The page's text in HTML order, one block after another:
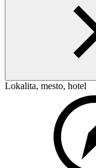
Lokalita, mesto, hotel